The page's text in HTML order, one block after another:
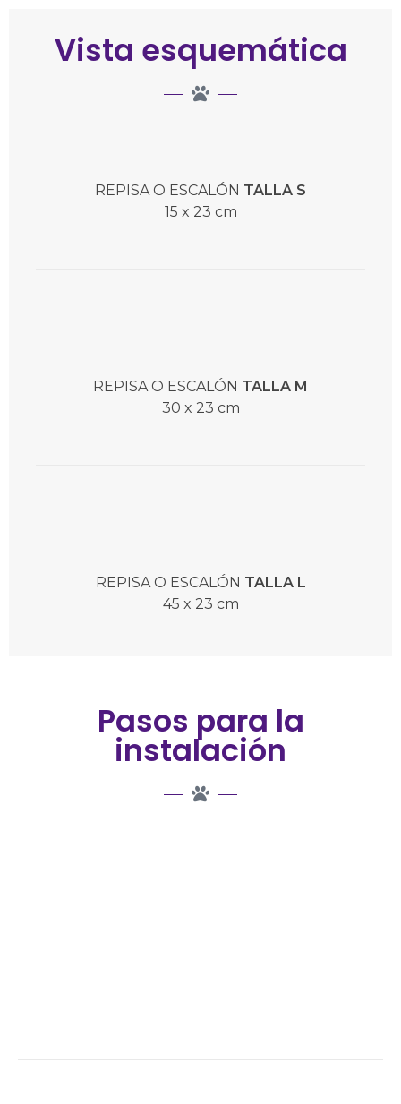
Vista esquemática
REPISA O ESCALÓN TALLA S
15 x 23 cm
REPISA O ESCALÓN TALLA M
30 x 23 cm
REPISA O ESCALÓN TALLA L
45 x 23 cm
Pasos para la
instalación